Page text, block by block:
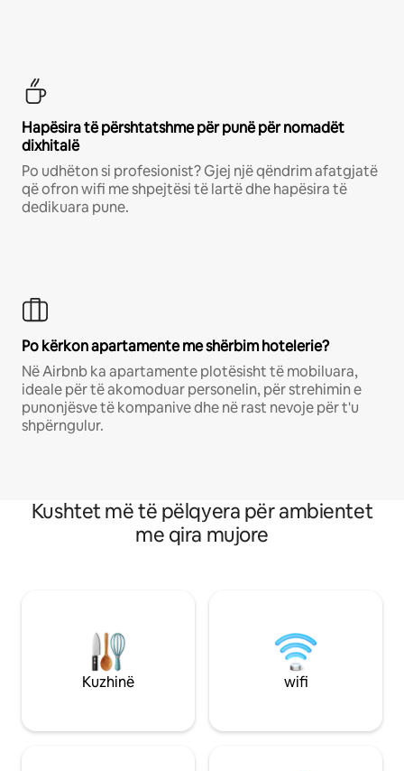
Hapësira të përshtatshme për punë për nomadët
dixhitalë
Po udhëton si profesionist? Gjej një qëndrim afatgjatë
që ofron wifi me shpejtësi të lartë dhe hapësira të
dedikuara pune.
Po kërkon apartamente me shërbim hotelerie?
Në Airbnb ka apartamente plotësisht të mobiluara,
ideale për të akomoduar personelin, për strehimin e
punonjësve të kompanive dhe në rast nevoje për t'u
shpërngulur.
Kushtet më të pëlqyera për ambientet
me qira mujore
Kuzhinë wifi